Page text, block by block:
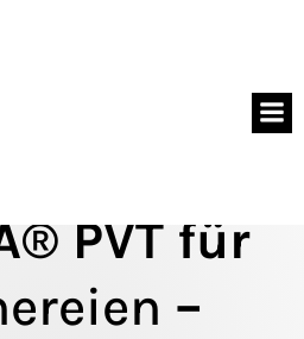
PVT für
–